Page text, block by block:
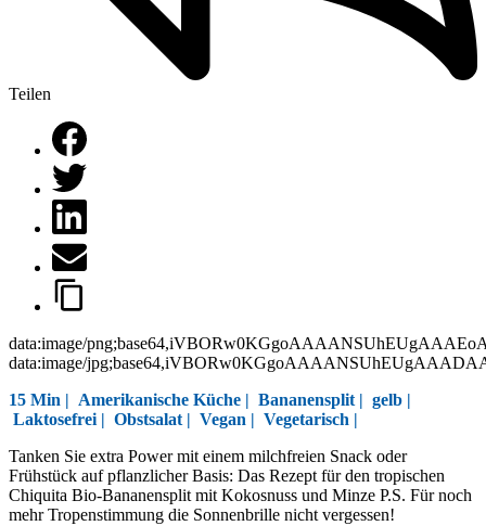
Teilen
data:image/
data:image/
15 Min | Amerikanische Küche | Bananensplit | gelb |
Laktosefrei | Obstsalat | Vegan | Vegetarisch |
Tanken Sie extra Power mit einem milchfreien Snack oder
Frühstück auf pflanzlicher Basis: Das Rezept für den tropischen
Chiquita Bio-Bananensplit mit Kokosnuss und Minze P.S. Für noch
mehr Tropenstimmung die Sonnenbrille nicht vergessen!